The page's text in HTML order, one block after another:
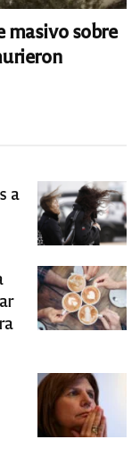
sobre
a